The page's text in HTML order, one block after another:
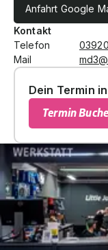
Anfahrt Google
Kontakt
Telefon
Mail
Dein Termin
Termin